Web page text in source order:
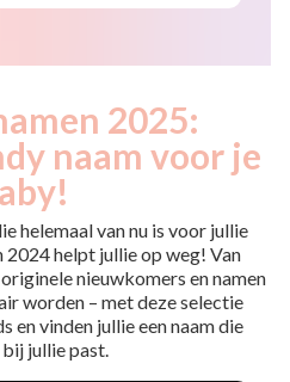
2025:
naam voor je
helemaal van nu is voor jullie
2024 helpt jullie op weg! Van
nieuwkomers en namen
worden – met deze selectie
en vinden jullie een naam die
jullie past.